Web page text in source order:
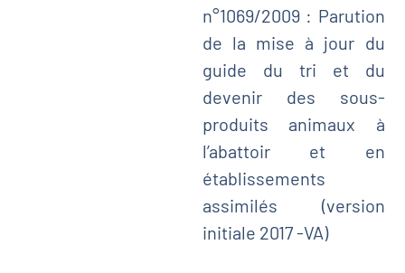
n°1069/2009 : Parution
de la mise à jour du
guide du tri et du
devenir des sous-
produits animaux à
l’abattoir et en
établissements
assimilés (version
initiale 2017 -VA)